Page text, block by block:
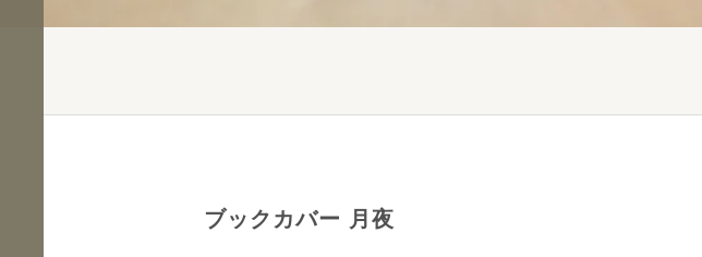
ブックカバー 月夜